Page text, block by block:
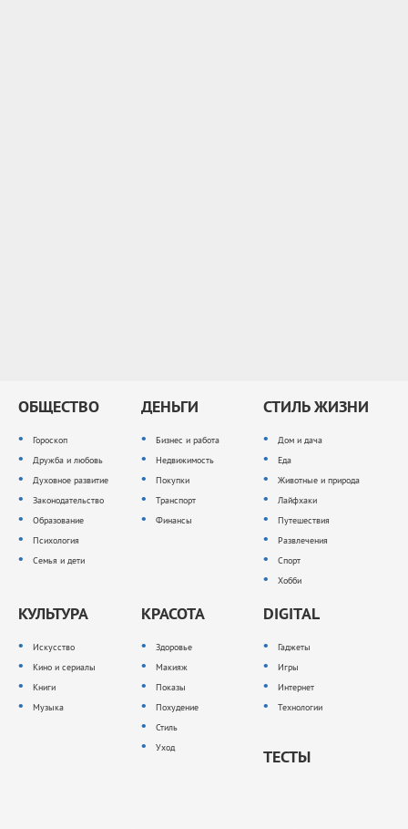
ОБЩЕСТВО
Гороскоп
Дружба и любовь
Духовное развитие
Законодательство
Образование
Психология
Семья и дети
ДЕНЬГИ
Бизнес и работа
Недвижимость
Покупки
Транспорт
Финансы
СТИЛЬ ЖИЗНИ
Дом и дача
Еда
Животные и природа
Лайфхаки
Путешествия
Развлечения
Спорт
Хобби
КУЛЬТУРА
Искусство
Кино и сериалы
Книги
Музыка
КРАСОТА
Здоровье
Макияж
Показы
Похудение
Стиль
Уход
DIGITAL
Гаджеты
Игры
Интернет
Технологии
ТЕСТЫ